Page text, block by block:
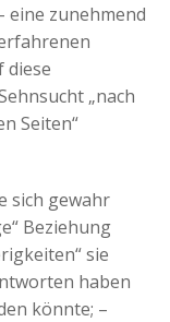
eine zunehmend
diese
„nach
Seiten“
sich gewahr
Beziehung
sie
haben
könnte; –